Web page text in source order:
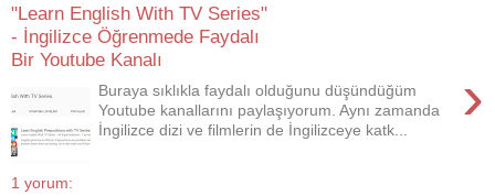
"Learn English With TV Series"
- İngilizce Öğrenmede Faydalı
Bir Youtube Kanalı
›
Buraya sıklıkla faydalı olduğunu düşündüğüm
Youtube kanallarını paylaşıyorum. Aynı zamanda
İngilizce dizi ve filmlerin de İngilizceye katk...
1 yorum: